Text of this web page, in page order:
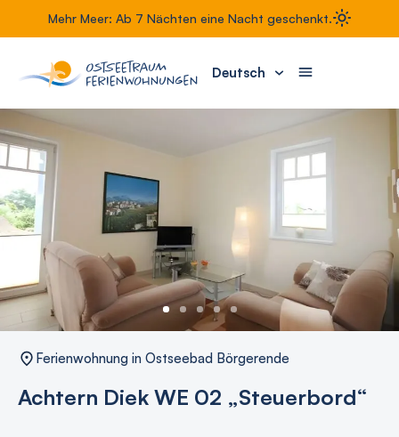
Mehr Meer: Ab 7 Nächten eine Nacht geschenkt.
Deutsch
Ferienwohnung in Ostseebad Börgerende
Achtern Diek WE 02 „Steuerbord“